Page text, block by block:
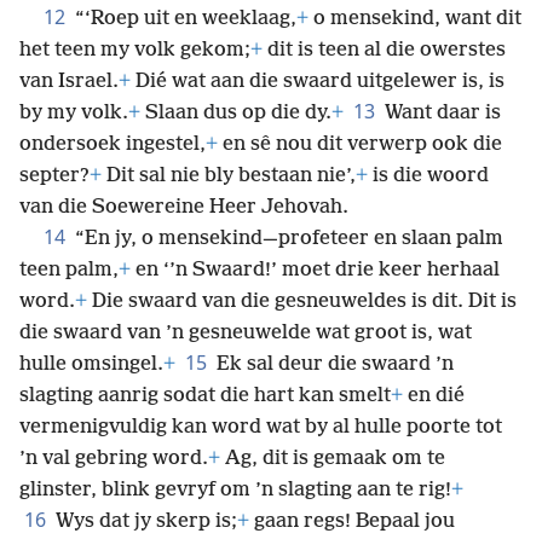
12 “‘Roep uit en weeklaag,+ o mensekind, want dit
het teen my volk gekom;+ dit is teen al die owerstes
van Israel.+ Dié wat aan die swaard uitgelewer is, is
by my volk.+ Slaan dus op die dy.+ 13 Want daar is
ondersoek ingestel,+ en sê nou dit verwerp ook die
septer?+ Dit sal nie bly bestaan nie’,+ is die woord
van die Soewereine Heer Jehovah.
14 “En jy, o mensekind—profeteer en slaan palm
teen palm,+ en ‘’n Swaard!’ moet drie keer herhaal
word.+ Die swaard van die gesneuweldes is dit. Dit is
die swaard van ’n gesneuwelde wat groot is, wat
hulle omsingel.+ 15 Ek sal deur die swaard ’n
slagting aanrig sodat die hart kan smelt+ en dié
vermenigvuldig kan word wat by al hulle poorte tot
’n val gebring word.+ Ag, dit is gemaak om te
glinster, blink gevryf om ’n slagting aan te rig!+
16 Wys dat jy skerp is;+ gaan regs! Bepaal jou